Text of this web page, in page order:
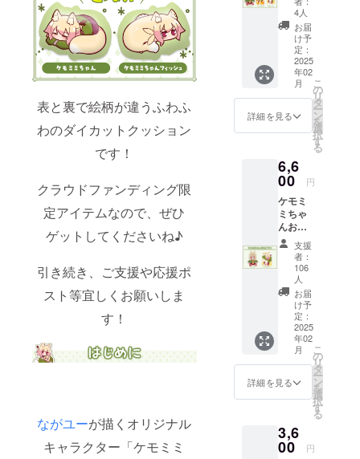
表と裏で絵柄が違うふわふ
わのダイカットクッション
です！
クラウドファンディング限
定アイテムなので、ぜひ
ゲットしてくださいね♪
引き続き、ご支援や応援ポ
スト等宜しくお願いしま
す！
ながユーが描くオリジナル
キャラクター「ケモミミ
は消費
税
（10%
）と送
料1,100
円を含
んでお
りま
す。
ラン ・
ぬいぐ
るみ 1
点 ・タ
ペスト
リー 1
点 ・サ
ン
キュー
レ
ター 1
はイ
メージ
です。
金額に
は消費
税
（10%
）と送
料1,100
円を含
んでお
りま
す。
4人
お届
け予
定：
2025
年02
月
詳細を見る
こ
の
リ
タ
ー
ン
を
選
択
す
る
6,6
00 円
ケモミ
ミちゃ
んお迎
えプラ
ン ・ぬ
いぐる
み 1点
・サン
キュー
ター 1
はイ
メージ
です。
（10%
）と送
支援
者：
106
人
お届
け予
定：
2025
年02
月
詳細を見る
こ
の
リ
タ
ー
ン
を
選
択
す
る
3,6
00 円